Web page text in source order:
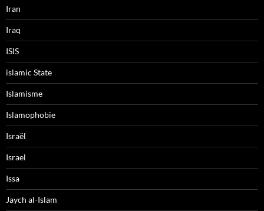
Iran
Iraq
ISIS
islamic State
Islamisme
Islamophobie
Israël
Israel
Issa
Jaych al-Islam